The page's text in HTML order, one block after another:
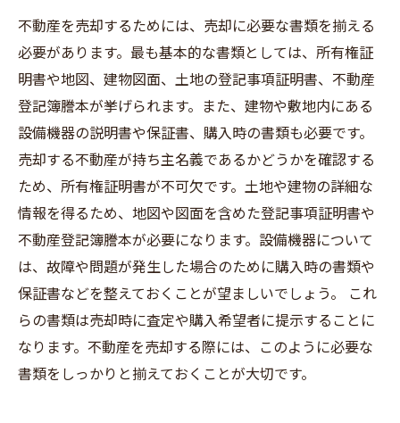
不動産を売却するためには、売却に必要な書類を揃える
必要があります。最も基本的な書類としては、所有権証
明書や地図、建物図面、土地の登記事項証明書、不動産
登記簿謄本が挙げられます。また、建物や敷地内にある
設備機器の説明書や保証書、購入時の書類も必要です。
売却する不動産が持ち主名義であるかどうかを確認する
ため、所有権証明書が不可欠です。土地や建物の詳細な
情報を得るため、地図や図面を含めた登記事項証明書や
不動産登記簿謄本が必要になります。設備機器について
は、故障や問題が発生した場合のために購入時の書類や
保証書などを整えておくことが望ましいでしょう。 これ
らの書類は売却時に査定や購入希望者に提示することに
なります。不動産を売却する際には、このように必要な
書類をしっかりと揃えておくことが大切です。